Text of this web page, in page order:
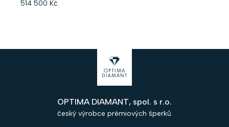
514 500 Kč
OPTIMA DIAMANT, spol. s r.o.
český výrobce prémiových šperků